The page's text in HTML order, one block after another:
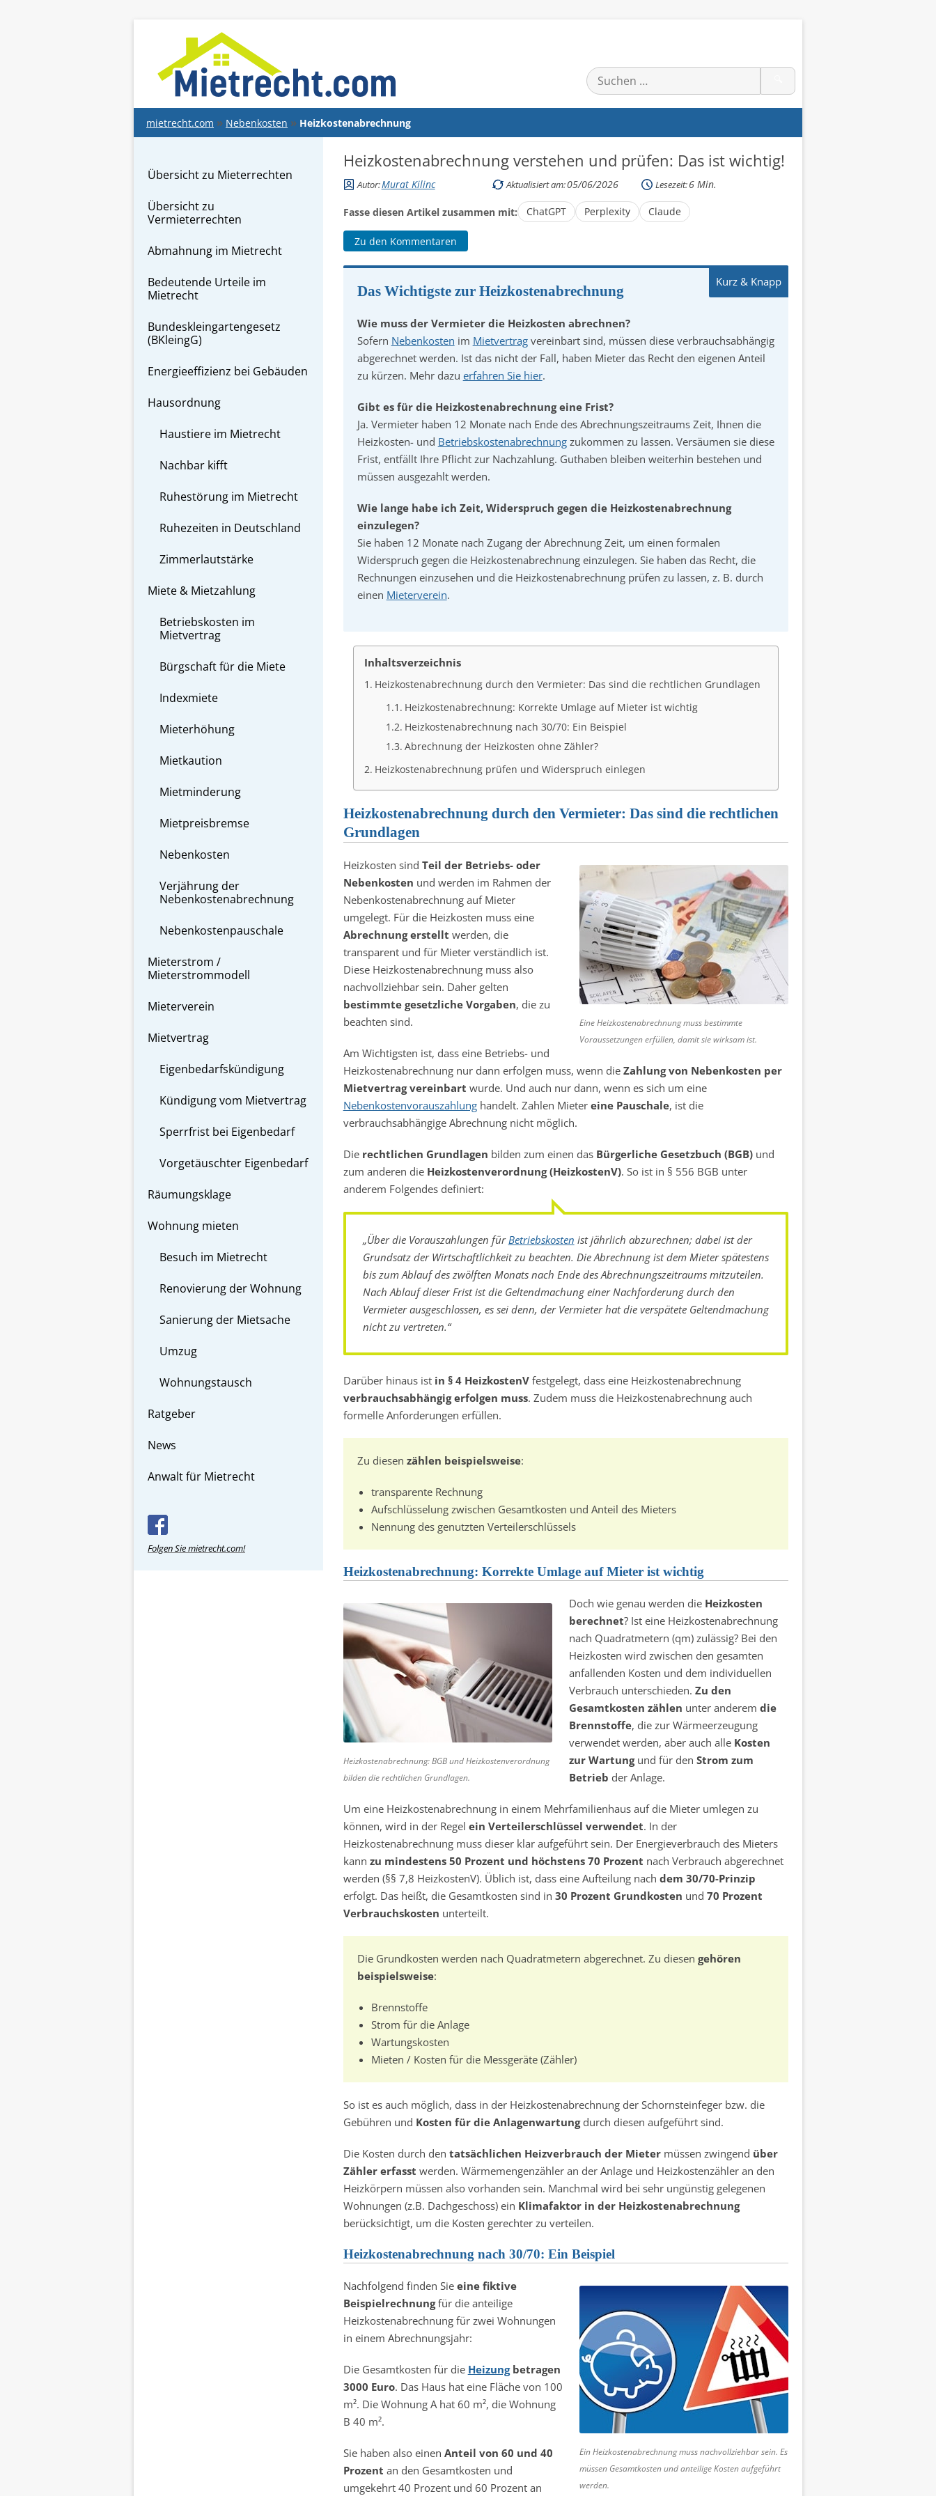
Suchen
nach:
mietrecht.com Nebenkosten Heizkostenabrechnung
Heizkostenabrechnung verstehen und prüfen: Das ist wichtig!
Autor:Murat Kilinc Aktualisiert am:05/06/2026 Lesezeit:6 Min.
Fasse diesen Artikel zusammen mit: ChatGPT Perplexity Claude
Zu den Kommentaren
Das Wichtigste zur Heizkostenabrechnung
Wie muss der Vermieter die Heizkosten abrechnen?
Sofern Nebenkosten im Mietvertragvereinbart sind, müssen diese verbrauchsabhängig
abgerechnet werden. Ist das nicht der Fall, haben Mieter das Recht den eigenen Anteil
zu kürzen. Mehr dazu erfahren Sie hier.
Gibt es für die Heizkostenabrechnung eine Frist?
Ja. Vermieter haben 12 Monate nach Ende des Abrechnungszeitraums Zeit, Ihnen die
Heizkosten- und Betriebskostenabrechnungzukommen zu lassen. Versäumen sie diese
Frist, entfällt Ihre Pflicht zur Nachzahlung. Guthaben bleiben weiterhin bestehen und
müssen ausgezahlt werden.
Wie lange habe ich Zeit, Widerspruch gegen die Heizkostenabrechnung
einzulegen?
Sie haben 12 Monate nach Zugang der Abrechnung Zeit, um einen formalen
Widerspruch gegen die Heizkostenabrechnung einzulegen. Sie haben das Recht, die
Rechnungen einzusehen und die Heizkostenabrechnung prüfen zu lassen, z. B. durch
einen Mieterverein.
Inhaltsverzeichnis
Heizkostenabrechnung durch den Vermieter: Das sind die rechtlichen Grundlagen
Heizkostenabrechnung: Korrekte Umlage auf Mieter ist wichtig
Heizkostenabrechnung nach 30/70: Ein Beispiel
Abrechnung der Heizkosten ohne Zähler?
Heizkostenabrechnung prüfen und Widerspruch einlegen
Heizkostenabrechnung durch den Vermieter: Das sind die rechtlichen
Grundlagen
Eine Heizkostenabrechnung muss bestimmte
Voraussetzungen erfüllen, damit sie wirksam ist.
Heizkosten sind Teil der Betriebs- oder
Nebenkosten und werden im Rahmen der
Nebenkostenabrechnung auf Mieter
umgelegt. Für die Heizkosten muss eine
Abrechnung erstellt werden, die
transparent und für Mieter verständlich ist.
Diese Heizkostenabrechnung muss also
nachvollziehbar sein. Daher gelten
bestimmte gesetzliche Vorgaben, die zu
beachten sind.
Am Wichtigsten ist, dass eine Betriebs- und
Heizkostenabrechnung nur dann erfolgen muss, wenn die Zahlung von Nebenkosten per
Mietvertrag vereinbart wurde. Und auch nur dann, wenn es sich um eine
Nebenkostenvorauszahlunghandelt. Zahlen Mieter eine Pauschale, ist die
verbrauchsabhängige Abrechnung nicht möglich.
Die rechtlichen Grundlagen bilden zum einen das Bürgerliche Gesetzbuch (BGB)und
zum anderen die Heizkostenverordnung (HeizkostenV). So ist in § 556 BGB unter
anderem Folgendes definiert:
„Über die Vorauszahlungen fürBetriebskosten ist jährlich abzurechnen; dabei ist der
Grundsatz der Wirtschaftlichkeit zu beachten. Die Abrechnung ist dem Mieter spätestens
bis zum Ablauf des zwölften Monats nach Ende des Abrechnungszeitraums mitzuteilen.
Nach Ablauf dieser Frist ist die Geltendmachung einer Nachforderung durch den
Vermieter ausgeschlossen, es sei denn, der Vermieter hat die verspätete Geltendmachung
nicht zu vertreten.“
Darüber hinaus ist in § 4 HeizkostenVfestgelegt, dass eine Heizkostenabrechnung
verbrauchsabhängig erfolgen muss. Zudem muss die Heizkostenabrechnung auch
formelle Anforderungen erfüllen.
Zu diesen zählen beispielsweise:
transparente Rechnung
Aufschlüsselung zwischen Gesamtkosten und Anteil des Mieters
Nennung des genutzten Verteilerschlüssels
Heizkostenabrechnung: Korrekte Umlage auf Mieter ist wichtig
Heizkostenabrechnung: BGB und Heizkostenverordnung
bilden die rechtlichen Grundlagen.
Doch wie genau werden die Heizkosten
berechnet? Ist eine Heizkostenabrechnung
nach Quadratmetern (qm) zulässig? Bei den
Heizkosten wird zwischen den gesamten
anfallenden Kosten und dem individuellen
Verbrauch unterschieden. Zu den
Gesamtkosten zählen unter anderem die
Brennstoffe, die zur Wärmeerzeugung
verwendet werden, aber auch alle Kosten
zur Wartungund für den Strom zum
Betrieb der Anlage.
Um eine Heizkostenabrechnung in einem Mehrfamilienhaus auf die Mieter umlegen zu
können, wird in der Regel ein Verteilerschlüssel verwendet. In der
Heizkostenabrechnung muss dieser klar aufgeführt sein. Der Energieverbrauch des Mieters
kann zu mindestens 50 Prozent und höchstens 70 Prozent nach Verbrauch abgerechnet
werden (§§ 7,8 HeizkostenV). Üblich ist, dass eine Aufteilung nach dem 30/70-Prinzip
erfolgt. Das heißt, die Gesamtkosten sind in 30 Prozent Grundkosten und 70 Prozent
Verbrauchskosten unterteilt.
Die Grundkosten werden nach Quadratmetern abgerechnet. Zu diesen gehören
beispielsweise:
Brennstoffe
Strom für die Anlage
Wartungskosten
Mieten / Kosten für die Messgeräte (Zähler)
So ist es auch möglich, dass in der Heizkostenabrechnung der Schornsteinfeger bzw. die
Gebühren und Kosten für die Anlagenwartungdurch diesen aufgeführt sind.
Die Kosten durch den tatsächlichen Heizverbrauch der Mietermüssen zwingend über
Zähler erfasst werden. Wärmemengenzähler an der Anlage und Heizkostenzähler an den
Heizkörpern müssen also vorhanden sein. Manchmal wird bei sehr ungünstig gelegenen
Wohnungen (z.B. Dachgeschoss) ein Klimafaktor in der Heizkostenabrechnung
berücksichtigt, um die Kosten gerechter zu verteilen.
Heizkostenabrechnung nach 30/70: Ein Beispiel
Ein Heizkostenabrechnung muss nachvollziehbar sein. Es
müssen Gesamtkosten und anteilige Kosten aufgeführt
werden.
Nachfolgend finden Sie eine fiktive
Beispielrechnungfür die anteilige
Heizkostenabrechnung für zwei Wohnungen
in einem Abrechnungsjahr:
Die Gesamtkosten für die Heizungbetragen
3000 Euro. Das Haus hat eine Fläche von 100
m². Die Wohnung A hat 60 m², die Wohnung
B 40 m².
Sie haben also einen Anteil von 60 und 40
Prozent an den Gesamtkosten und
umgekehrt 40 Prozent und 60 Prozent an
Übersicht zu Mieterrechten
Übersicht zu
Vermieterrechten
Abmahnung im Mietrecht
Bedeutende Urteile im
Mietrecht
Bundeskleingartengesetz
(BKleingG)
Energieeffizienz bei Gebäuden
Hausordnung
Haustiere im Mietrecht
Nachbar kifft
Ruhestörung im Mietrecht
Ruhezeiten in Deutschland
Zimmerlautstärke
Miete & Mietzahlung
Betriebskosten im
Mietvertrag
Bürgschaft für die Miete
Indexmiete
Mieterhöhung
Mietkaution
Mietminderung
Mietpreisbremse
Nebenkosten
Verjährung der
Nebenkostenabrechnung
Nebenkostenpauschale
Mieterstrom /
Mieterstrommodell
Mieterverein
Mietvertrag
Eigenbedarfskündigung
Kündigung vom Mietvertrag
Sperrfrist bei Eigenbedarf
Vorgetäuschter Eigenbedarf
Räumungsklage
Wohnung mieten
Besuch im Mietrecht
Renovierung der Wohnung
Sanierung der Mietsache
Umzug
Wohnungstausch
Ratgeber
News
Anwalt für Mietrecht
Folgen Sie mietrecht.com!